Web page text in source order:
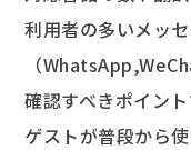
利用者の多いメッ
（
確認すべきポイント
ゲストが普段から